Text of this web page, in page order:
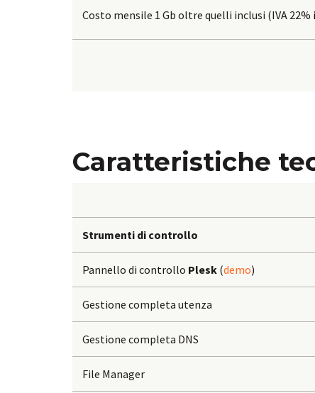
Costo mensile 1 Gb oltre quelli inclusi (IVA 22%
Caratteristiche
Strumenti di controllo
Pannello di controllo Plesk (demo)
Gestione completa utenza
Gestione completa DNS
File Manager